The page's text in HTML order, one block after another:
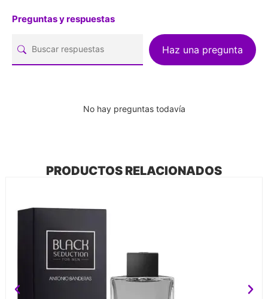
Preguntas y respuestas
Haz una pregunta
No hay preguntas todavía
PRODUCTOS RELACIONADOS